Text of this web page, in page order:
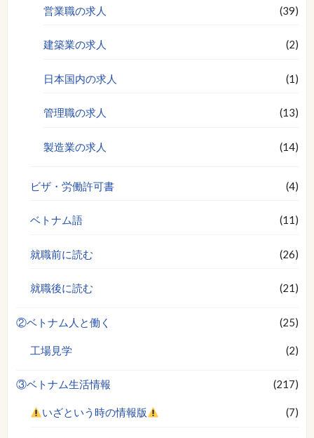
営業職の求人 (39)
建築業の求人 (2)
日本国内の求人 (1)
管理職の求人 (13)
製造業の求人 (14)
ビザ・労働許可書 (4)
ベトナム語 (11)
就職前に読む (26)
就職後に読む (21)
②ベトナム人と働く (25)
工場見学 (2)
③ベトナム生活情報 (217)
いざという時の情報版 (7)